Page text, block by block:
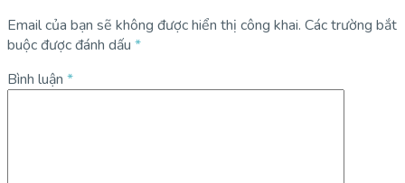
Email của bạn sẽ không được hiển thị công khai. Các trường bắt
buộc được đánh dấu *
Bình luận *